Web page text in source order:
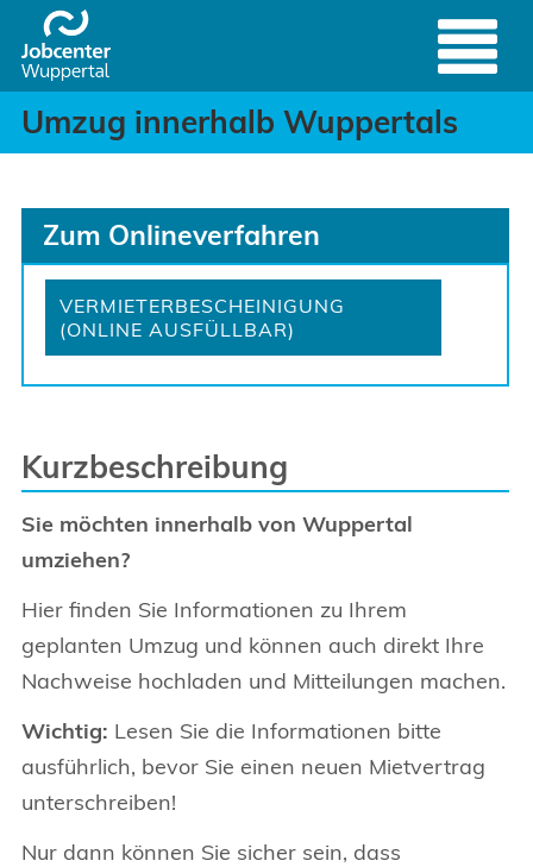
Zum Hauptinhalt springen
Umzug innerhalb
Header
Umzug innerhalb Wuppertals
Zum Onlineverfahren
VERMIETERBESCHEINIGUNG
(ONLINE AUSFÜLLBAR)
Kurzbeschreibung
Sie möchten innerhalb von Wuppertal
umziehen?
Hier finden Sie Informationen zu Ihrem
geplanten Umzug und können auch direkt Ihre
Nachweise hochladen und Mitteilungen machen.
Wichtig: Lesen Sie die Informationen bitte
ausführlich, bevor Sie einen neuen Mietvertrag
unterschreiben!
Nur dann können Sie sicher sein, dass